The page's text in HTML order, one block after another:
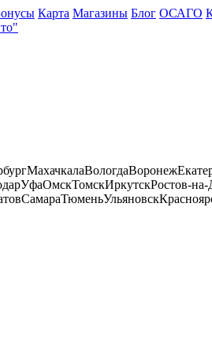
Карта Магазины Блог ОСАГО
МахачкалаВологдаВоронеж
УфаОмскТомскИркутскРостов-
СамараТюменьУльяновск